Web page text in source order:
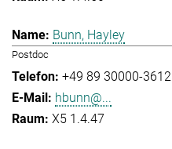
Bunn, Hayley
Postdoc
+49 89 30000-3612
hbunn@...
X5 1.4.47